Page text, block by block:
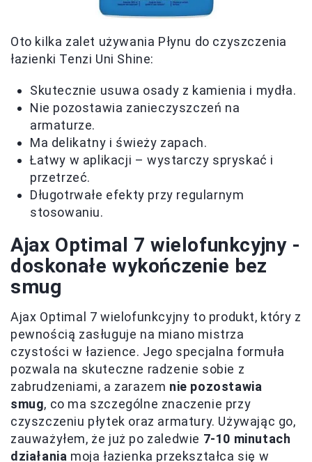
Oto kilka zalet używania Płynu do czyszczenia
łazienki Tenzi Uni Shine:
Skutecznie usuwa osady z kamienia i mydła.
Nie pozostawia zanieczyszczeń na
armaturze.
Ma delikatny i świeży zapach.
Łatwy w aplikacji – wystarczy spryskać i
przetrzeć.
Długotrwałe efekty przy regularnym
stosowaniu.
Ajax Optimal 7 wielofunkcyjny -
doskonałe wykończenie bez
smug
Ajax Optimal 7 wielofunkcyjny to produkt, który z
pewnością zasługuje na miano mistrza
czystości w łazience. Jego specjalna formuła
pozwala na skuteczne radzenie sobie z
zabrudzeniami, a zarazem nie pozostawia
smug, co ma szczególne znaczenie przy
czyszczeniu płytek oraz armatury. Używając go,
zauważyłem, że już po zaledwie 7-10 minutach
działania moja łazienka przekształca się w